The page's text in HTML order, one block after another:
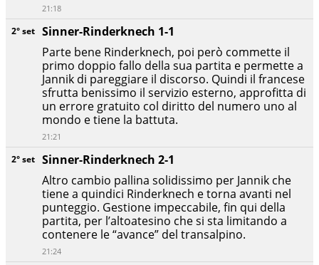
2° set Sinner-Rinderknech 2-1
Altro cambio pallina solidissimo per Jannik che
tiene a quindici Rinderknech e torna avanti nel
punteggio. Gestione impeccabile, fin qui della
partita, per l’altoatesino che si sta limitando a
contenere le “avance” del transalpino.
21:24
2° set Sinner-Rinderknech 1-1
Parte bene Rinderknech, poi però commette il
primo doppio fallo della sua partita e permette a
Jannik di pareggiare il discorso. Quindi il francese
sfrutta benissimo il servizio esterno, approfitta di
un errore gratuito col diritto del numero uno al
mondo e tiene la battuta.
21:21
21:18